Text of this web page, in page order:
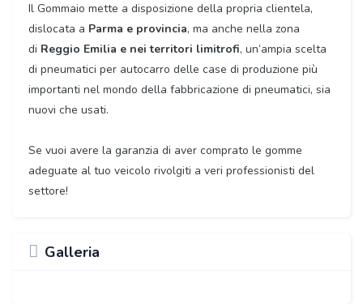
Il Gommaio mette a disposizione della propria clientela,
dislocata a Parma e provincia, ma anche nella zona
di Reggio Emilia e nei territori limitrofi, un’ampia scelta
di pneumatici per autocarro delle case di produzione più
importanti nel mondo della fabbricazione di pneumatici, sia
nuovi che usati.
Se vuoi avere la garanzia di aver comprato le gomme
adeguate al tuo veicolo rivolgiti a veri professionisti del
settore!
Galleria